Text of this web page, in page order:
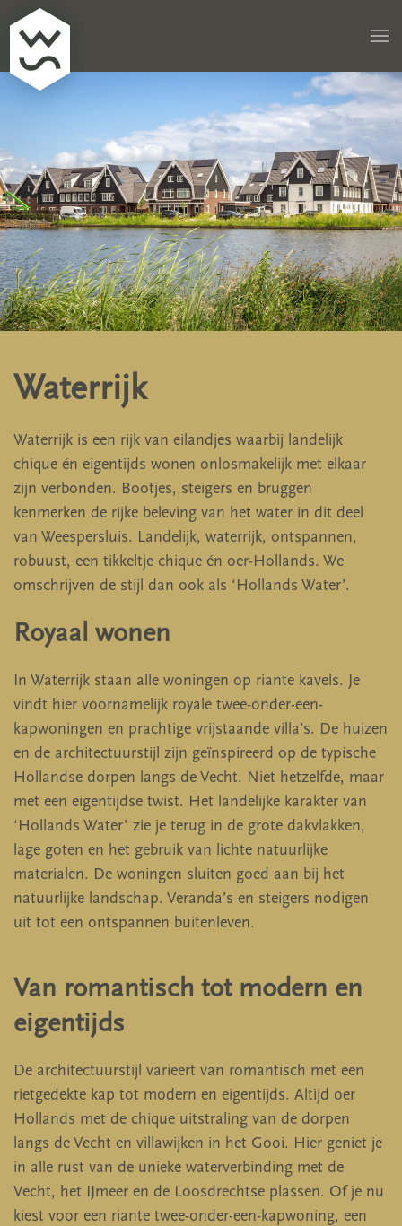
Skip to main content
Waterrijk
Waterrijk is een rijk van eilandjes waarbij landelijk
chique én eigentijds wonen onlosmakelijk met elkaar
zijn verbonden. Bootjes, steigers en bruggen
kenmerken de rijke beleving van het water in dit deel
van Weespersluis. Landelijk, waterrijk, ontspannen,
robuust, een tikkeltje chique én oer-Hollands. We
omschrijven de stijl dan ook als ‘Hollands Water’.
Royaal wonen
In Waterrijk staan alle woningen op riante kavels. Je
vindt hier voornamelijk royale twee-onder-een-
kapwoningen en prachtige vrijstaande villa’s. De huizen
en de architectuurstijl zijn geïnspireerd op de typische
Hollandse dorpen langs de Vecht. Niet hetzelfde, maar
met een eigentijdse twist. Het landelijke karakter van
‘Hollands Water’ zie je terug in de grote dakvlakken,
lage goten en het gebruik van lichte natuurlijke
materialen. De woningen sluiten goed aan bij het
natuurlijke landschap. Veranda’s en steigers nodigen
uit tot een ontspannen buitenleven.
Van romantisch tot modern en
eigentijds
De architectuurstijl varieert van romantisch met een
rietgedekte kap tot modern en eigentijds. Altijd oer
Hollands met de chique uitstraling van de dorpen
langs de Vecht en villawijken in het Gooi. Hier geniet je
in alle rust van de unieke waterverbinding met de
Vecht, het IJmeer en de Loosdrechtse plassen. Of je nu
kiest voor een riante twee-onder-een-kapwoning, een